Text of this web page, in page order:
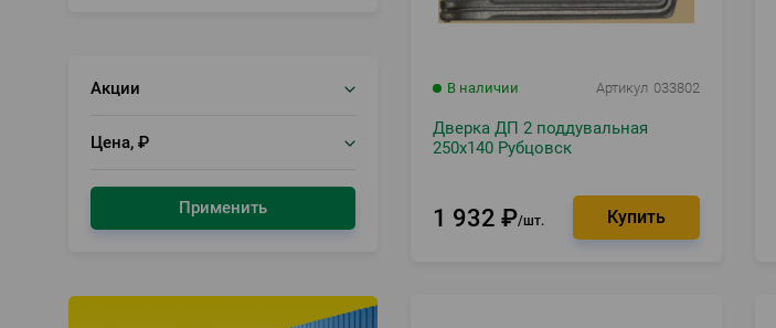
Акции
Цена, ₽
Применить
В наличии Артикул 033802
Дверка ДП 2 поддувальная
250х140 Рубцовск
1 932 ₽ шт.